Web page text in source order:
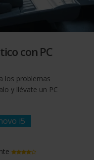
con PC
los problemas
y llévate un PC
i5